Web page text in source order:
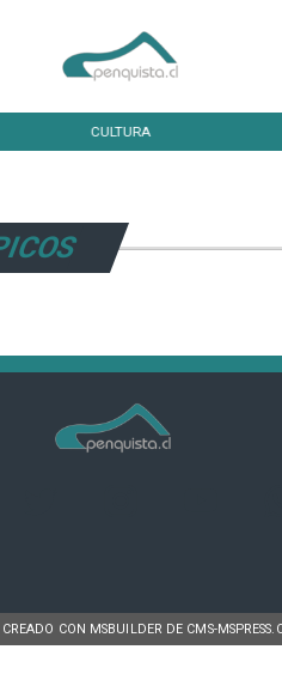
CULTURA
CON MSBUILDER DE CMS-